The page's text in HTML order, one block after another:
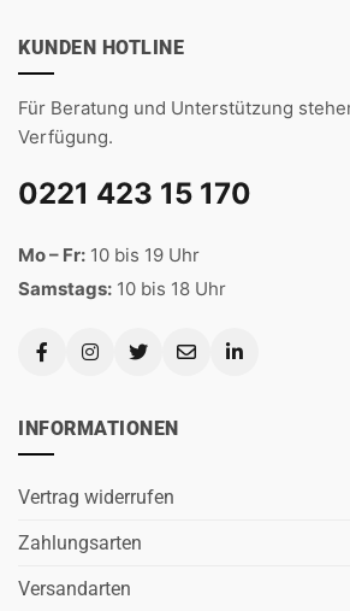
KUNDEN HOTLINE
Für Beratung und Unterstützung
Verfügung.
0221 423 15 170
Mo – Fr: 10 bis 19 Uhr
Samstags: 10 bis 18 Uhr
INFORMATIONEN
Vertrag widerrufen
Zahlungsarten
Versandarten